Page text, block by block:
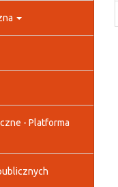
- Platforma